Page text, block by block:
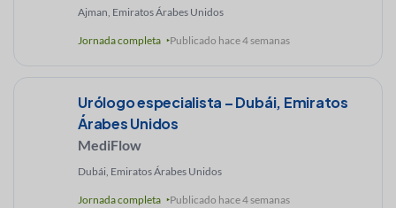
Ajman, Emiratos Árabes Unidos
Jornada completa Publicado hace 4 semanas
Urólogo especialista – Dubái, Emiratos
Árabes Unidos
MediFlow
Dubái, Emiratos Árabes Unidos
Jornada completa Publicado hace 4 semanas